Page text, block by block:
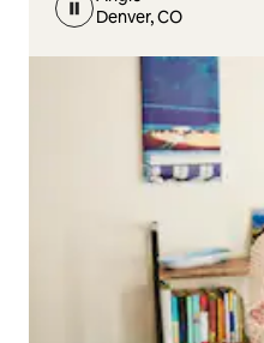
Denver, CO